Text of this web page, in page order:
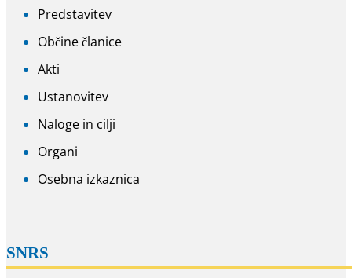
Predstavitev
Občine članice
Akti
Ustanovitev
Naloge in cilji
Organi
Osebna izkaznica
SNRS